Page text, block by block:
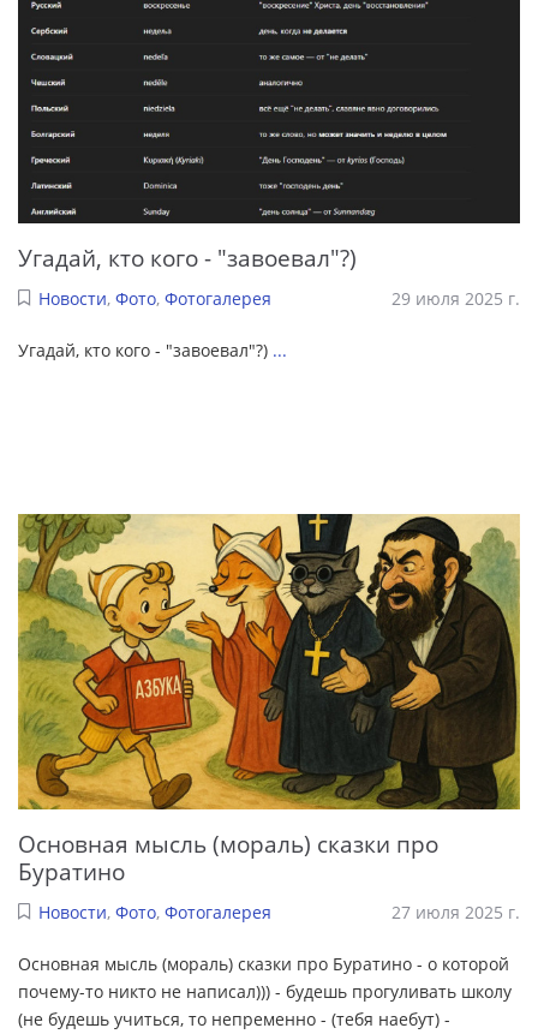
Угадай, кто кого - "завоевал"?)
Новости, Фото, Фотогалерея 29 июля 2025 г.
Угадай, кто кого - "завоевал"?) ...
Основная мысль (мораль) сказки про
Буратино
Новости, Фото, Фотогалерея 27 июля 2025 г.
Основная мысль (мораль) сказки про Буратино - о которой
почему-то никто не написал))) - будешь прогуливать школу
(не будешь учиться, то непременно - (тебя наебут) -